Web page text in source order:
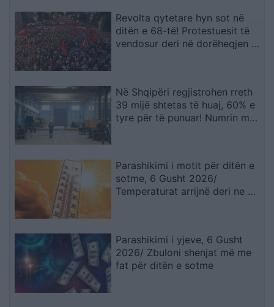
Revolta qytetare hyn sot në
ditën e 68-të! Protestuesit të
vendosur deri në dorëheqjen e
Në Shqipëri regjistrohen rreth
39 mijë shtetas të huaj, 60% e
tyre për të punuar! Numrin më
Parashikimi i motit për ditën e
sotme, 6 Gusht 2026/
Temperaturat arrijnë deri ne 38
Parashikimi i yjeve, 6 Gusht
2026/ Zbuloni shenjat më me
fat për ditën e sotme